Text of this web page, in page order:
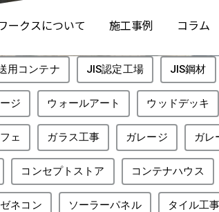
ークスについて 施工事例 コラム
用コンテナ JIS認定工場 JIS鋼材
ジ ウォールアート ウッドデッキ
ェ ガラス工事 ガレージ ガレ
コンセプトストア コンテナハウス
ゼネコン ソーラーパネル タイル工事